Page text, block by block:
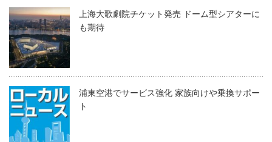
上海大歌劇院チケット発売 ドーム型シアターに
も期待
浦東空港でサービス強化 家族向けや乗換サポー
ト